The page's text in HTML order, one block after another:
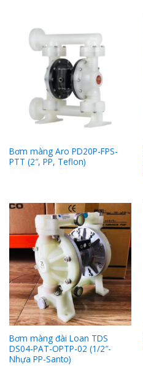
Bơm màng Aro PD20P-FPS-
PTT (2″, PP, Teflon)
Bơm màng đài Loan TDS
DS04-PAT-OPTP-02 (1/2″-
Nhựa PP-Santo)